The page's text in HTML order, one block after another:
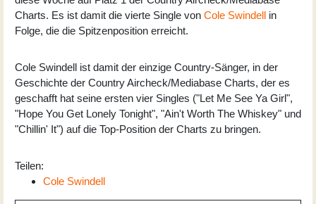
Charts. Es ist damit die vierte Single von Cole Swindell in
Folge, die die Spitzenposition erreicht.
Cole Swindell ist damit der einzige Country-Sänger, in der
Geschichte der Country Aircheck/Mediabase Charts, der es
geschafft hat seine ersten vier Singles ("Let Me See Ya Girl",
"Hope You Get Lonely Tonight", "Ain't Worth The Whiskey" und
"Chillin' It") auf die Top-Position der Charts zu bringen.
Teilen:
Cole Swindell